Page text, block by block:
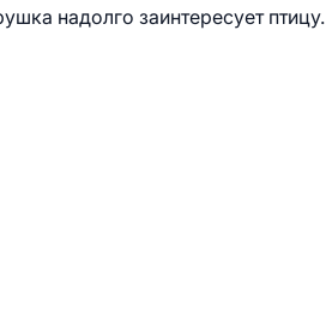
надолго заинтересует птицу.